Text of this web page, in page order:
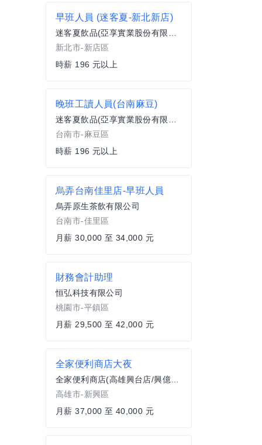
早班人員 (迷客夏-新北新店)
迷客夏飲品(亞享實業股份有限公司)
新北市-新店區
時薪 196 元以上
晚班工讀人員(台南麻豆)
迷客夏飲品(亞享實業股份有限公司)
台南市-麻豆區
時薪 196 元以上
烏弄台南佳里店-早班人員
烏弄原生茶飲有限公司
台南市-佳里區
月薪 30,000 至 34,000 元
財務會計助理
恒弘科技有限公司
桃園市-平鎮區
月薪 29,500 至 42,000 元
全家便利商店大夜
全家便利商店(高雄興台店/興億商行)
高雄市-新興區
月薪 37,000 至 40,000 元